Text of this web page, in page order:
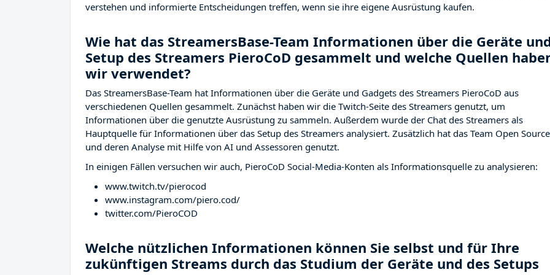
verstehen und informierte Entscheidungen treffen, wenn sie ihre eigene Ausrüstung kaufen.
Wie hat das StreamersBase-Team Informationen über die Geräte
Setup des Streamers PieroCoD gesammelt und welche Quellen
wir verwendet?
Das StreamersBase-Team hat Informationen über die Geräte und Gadgets des Streamers PieroCoD aus
verschiedenen Quellen gesammelt. Zunächst haben wir die Twitch-Seite des Streamers genutzt, um
Informationen über die genutzte Ausrüstung zu sammeln. Außerdem wurde der Chat des Streamers als
Hauptquelle für Informationen über das Setup des Streamers analysiert. Zusätzlich hat das Team Open
und deren Analyse mit Hilfe von AI und Assessoren genutzt.
In einigen Fällen versuchen wir auch, PieroCoD Social-Media-Konten als Informationsquelle zu analysieren:
www.twitch.tv/pierocod
www.instagram.com/piero.cod/
twitter.com/PieroCOD
Welche nützlichen Informationen können Sie selbst und für Ihre
zukünftigen Streams durch das Studium der Geräte und des Setups